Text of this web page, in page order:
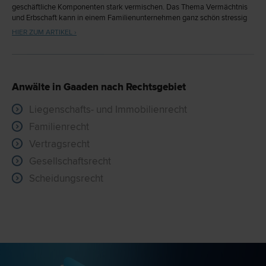
geschäftliche Komponenten stark vermischen. Das Thema Vermächtnis
und Erbschaft kann in einem Familienunternehmen ganz schön stressig
sein.
HIER ZUM ARTIKEL ›
Anwälte in Gaaden nach Rechtsgebiet
Liegenschafts- und Immobilienrecht
Familienrecht
Vertragsrecht
Gesellschaftsrecht
Scheidungsrecht